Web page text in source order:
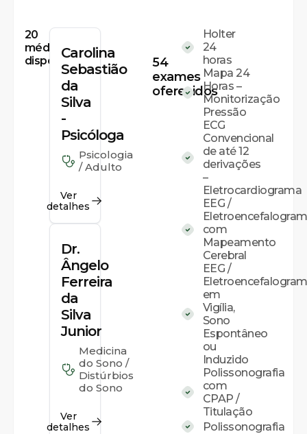
20
médicos
disponíveisCarolina
Sebastião
da
Silva
-
Psicóloga
Psicologia
/ Adulto
Ver
detalhes
Dr.
Ângelo
Ferreira
da
Silva
Junior
Medicina
do Sono /
Distúrbios
do Sono
Ver
detalhes
54
exames
oferecidos
Holter
24
horas
Mapa 24
Horas –
Monitorização
Pressão
ECG
Convencional
de até 12
derivações
–
Eletrocardiograma
EEG /
com
Mapeamento
Cerebral
EEG /
em
Vigília,
Sono
Espontâneo
ou
Induzido
Polissonografia
com
CPAP /
Titulação
Polissonografia